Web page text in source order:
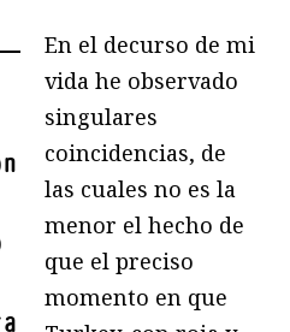
En el decurso de mi
vida he observado
singulares
coincidencias, de
las cuales no es la
menor el hecho de
que el preciso
momento en que